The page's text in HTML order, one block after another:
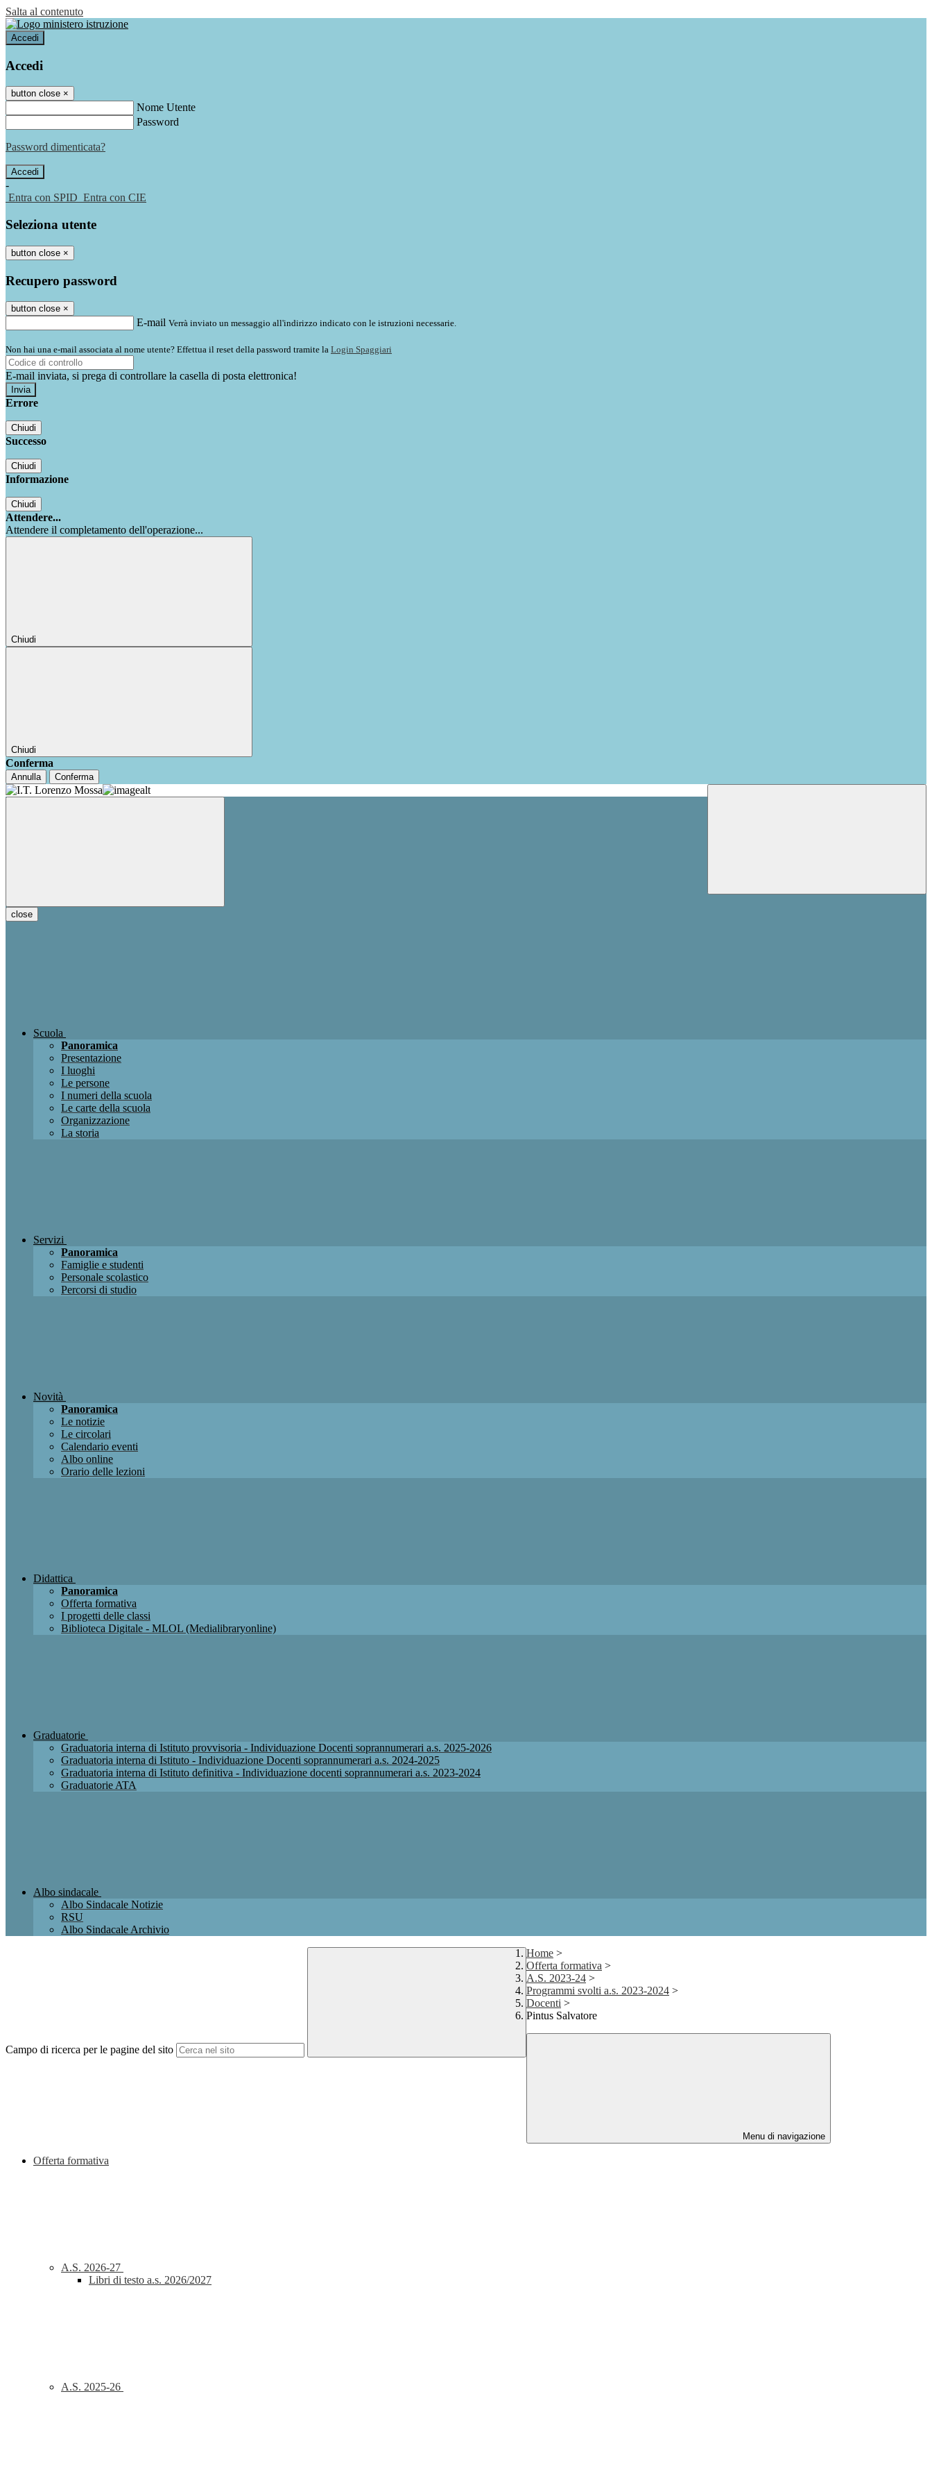
Salta al contenuto
Accedi
Accedi
button close ×
Nome Utente
Password
Password dimenticata?
-
Entra con SPID Entra con CIE
Seleziona utente
button close ×
Recupero password
button close ×
E-mail Verrà inviato un messaggio all'indirizzo indicato con le istruzioni necessarie.
Non hai una e-mail associata al nome utente? Effettua il reset della password tramite la Login Spaggiari
E-mail inviata, si prega di controllare la casella di posta elettronica!
Errore
Chiudi
Successo
Chiudi
Informazione
Chiudi
Attendere...
Attendere il completamento dell'operazione...
Chiudi
Chiudi
Conferma
Annulla Conferma
close
Scuola
Panoramica
Presentazione
I luoghi
Le persone
I numeri della scuola
Le carte della scuola
Organizzazione
La storia
Servizi
Panoramica
Famiglie e studenti
Personale scolastico
Percorsi di studio
Novità
Panoramica
Le notizie
Le circolari
Calendario eventi
Albo online
Orario delle lezioni
Didattica
Panoramica
Offerta formativa
I progetti delle classi
Biblioteca Digitale - MLOL (Medialibraryonline)
Graduatorie
Graduatoria interna di Istituto provvisoria - Individuazione Docenti soprannumerari a.s. 2025-2026
Graduatoria interna di Istituto - Individuazione Docenti soprannumerari a.s. 2024-2025
Graduatoria interna di Istituto definitiva - Individuazione docenti soprannumerari a.s. 2023-2024
Graduatorie ATA
Albo sindacale
Albo Sindacale Notizie
RSU
Albo Sindacale Archivio
Campo di ricerca per le pagine del sito
Home >
Offerta formativa >
A.S. 2023-24 >
Programmi svolti a.s. 2023-2024 >
Docenti >
Pintus Salvatore
Menu di navigazione
Offerta formativa
A.S. 2026-27
Libri di testo a.s. 2026/2027
A.S. 2025-26